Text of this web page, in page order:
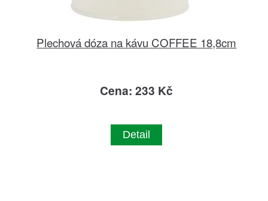
Plechová dóza na kávu COFFEE 18,8cm
Cena: 233 Kč
Detail